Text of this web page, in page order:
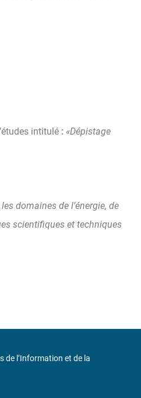
intitulé : «Dépistage
domaines de l’énergie, de
scientifiques et techniques
de l’Information et de la